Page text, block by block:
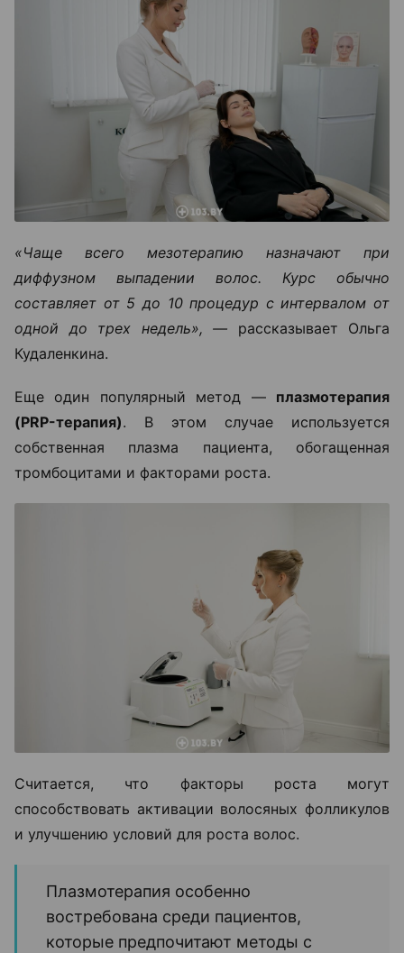
«Чаще всего мезотерапию назначают при
диффузном выпадении волос. Курс обычно
составляет от 5 до 10 процедур с интервалом от
одной до трех недель», — рассказывает Ольга
Кудаленкина.
Еще один популярный метод — плазмотерапия
(PRP-терапия). В этом случае используется
собственная плазма пациента, обогащенная
тромбоцитами и факторами роста.
Считается, что факторы роста могут
способствовать активации волосяных фолликулов
и улучшению условий для роста волос.
Плазмотерапия особенно
востребована среди пациентов,
которые предпочитают методы с